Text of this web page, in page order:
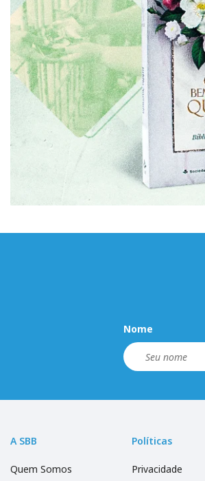
Nome
A SBB
Quem Somos
Políticas
Privacidade